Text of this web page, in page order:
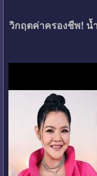
วิกฤตค่าครองชีพ! น้